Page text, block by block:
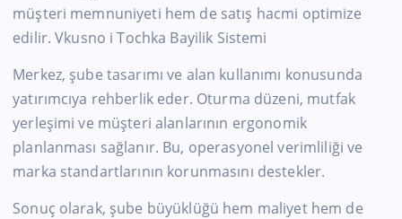
müşteri memnuniyeti hem de satış hacmi optimize
edilir. Vkusno i Tochka Bayilik Sistemi
Merkez, şube tasarımı ve alan kullanımı konusunda
yatırımcıya rehberlik eder. Oturma düzeni, mutfak
yerleşimi ve müşteri alanlarının ergonomik
planlanması sağlanır. Bu, operasyonel verimliliği ve
marka standartlarının korunmasını destekler.
Sonuç olarak, şube büyüklüğü hem maliyet hem de